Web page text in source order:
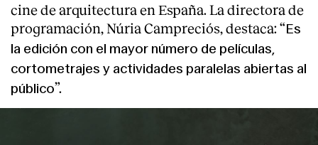
cine de arquitectura en España. La directora de
programación, Núria Campreciós, destaca: “ Es
la edición con el mayor número de películas,
cortometrajes y actividades paralelas abiertas al
público”.